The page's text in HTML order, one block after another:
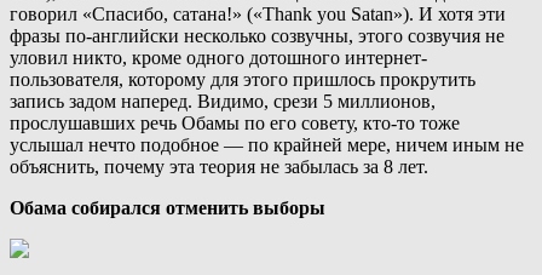
говорил «Спасибо, сатана!» («Thank you Satan»). И хотя эти
фразы по-английски несколько созвучны, этого созвучия не
уловил никто, кроме одного дотошного интернет-
пользователя, которому для этого пришлось прокрутить
запись задом наперед. Видимо, срези 5 миллионов,
прослушавших речь Обамы по его совету, кто-то тоже
услышал нечто подобное — по крайней мере, ничем иным не
объяснить, почему эта теория не забылась за 8 лет.
Обама собирался отменить выборы